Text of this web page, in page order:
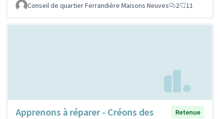
Conseil de quartier Ferrandière Maisons Neuves 2 11
Apprenons à réparer - Créons des
Retenue